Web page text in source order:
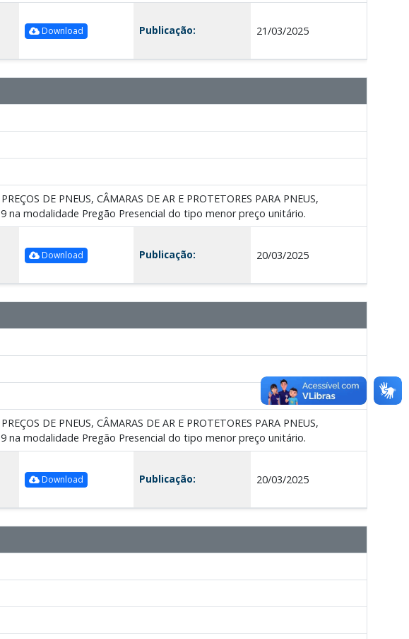
Download Publicação: 21/03/2025
DE PNEUS, CÂMARAS DE AR E PROTETORES PARA PNEUS,
na modalidade Pregão Presencial do tipo menor preço unitário.
Download Publicação: 20/03/2025
DE PNEUS, CÂMARAS DE AR E PROTETORES PARA PNEUS,
na modalidade Pregão Presencial do tipo menor preço unitário.
Download Publicação: 20/03/2025